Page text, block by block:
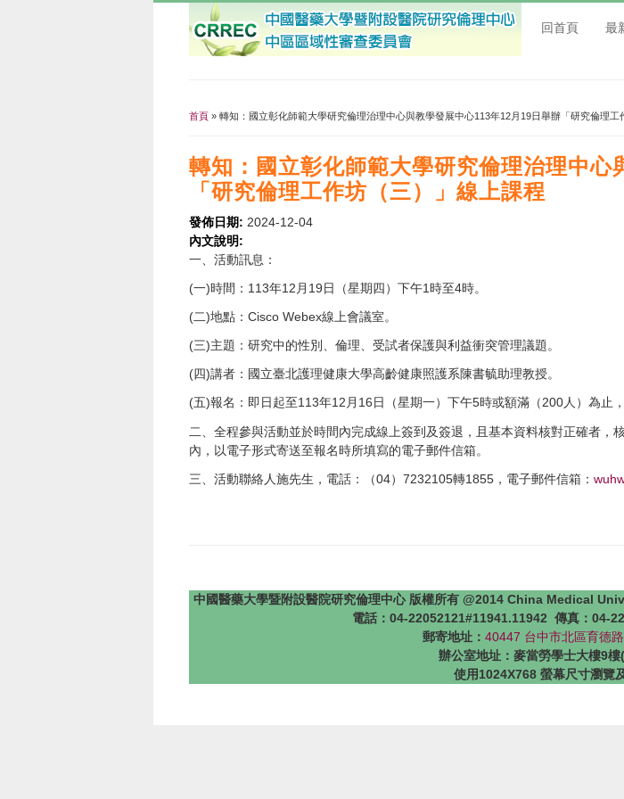
回首頁 最
首頁 » 轉知：國立彰化師範大學研究倫理治理中心與教學發展中心113年12月19日舉辦「研究倫理工
轉知：國立彰化師範大學研究倫理治理中
「研究倫理工作坊（三）」線上課程
發佈日期: 2024-12-04
內文說明:
一、活動訊息：
(一)時間：113年12月19日（星期四）下午1時至4時。
(二)地點：Cisco Webex線上會議室。
(三)主題：研究中的性別、倫理、受試者保護與利益衝突管理議題。
(四)講者：國立臺北護理健康大學高齡健康照護系陳書毓助理教授。
(五)報名：即日起至113年12月16日（星期一）下午5時或額滿（200人）為止，
二、全程參與活動並於時間內完成線上簽到及簽退，且基本資料核對正確者
內，以電子形式寄送至報名時所填寫的電子郵件信箱。
三、活動聯絡人施先生，電話：（04）7232105轉1855，電子郵件信箱：
中國醫藥大學暨附設醫院研究倫理中心 版權所有 @2014 China Medical
電話：04-22052121#11941.11942 傳真：04-
郵寄地址： 40447 台中市北區育德
辦公室地址：麥當勞學士大樓9
使用1024X768 螢幕尺寸瀏覽